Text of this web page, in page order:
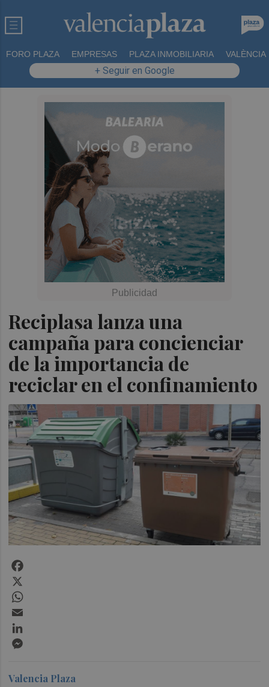
FORO PLAZA EMPRESAS PLAZA INMOBILIARIA VALÈNCIA
+ Seguir en Google
Reciplasa lanza una
campaña para concienciar
de la importancia de
reciclar en el confinamiento
Valencia Plaza